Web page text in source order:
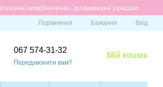
комбінезони, розвиваючі іграшки.
Порівняння Бажання Вхід
067 574-31-32
Передзвонити вам?
Мій кошик